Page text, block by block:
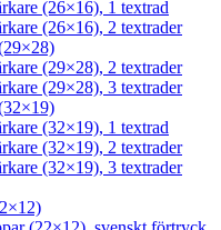
(26×16), 1 textrad
(26×16), 2 textrader
(29×28), 2 textrader
(29×28), 3 textrader
(32×19), 1 textrad
(32×19), 2 textrader
(32×19), 3 textrader